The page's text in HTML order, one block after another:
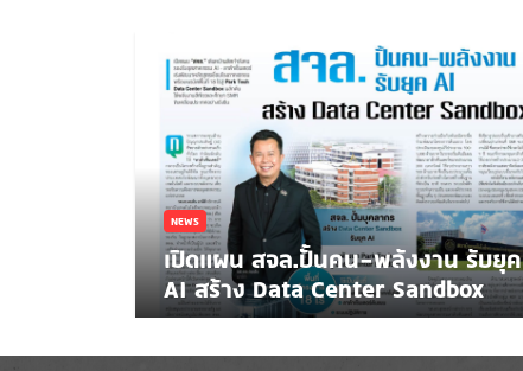
NEWS
เปิดแผน สจล.ปั้นคน-พลังงาน รับยุค
AI สร้าง Data Center Sandbox